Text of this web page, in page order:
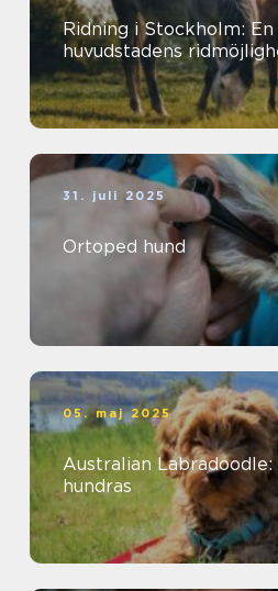
Ridning i Stockholm:
huvudstadens
31. juli 2025
Ortoped hund
05. maj 2025
Australian
hundras